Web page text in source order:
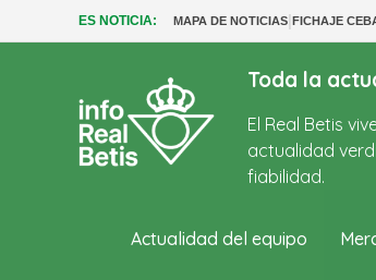
ES NOTICIA: MAPA DE NOTICIAS|FICHAJE
Toda la
El Real Betis
actualidad
fiabilidad.
Actualidad del equipo